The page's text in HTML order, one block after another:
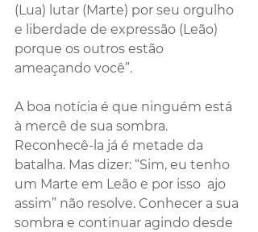
(Lua) lutar (Marte) por seu orgulho
e liberdade de expressão (Leão)
porque os outros estão
ameaçando você”.
A boa notícia é que ninguém está
à mercê de sua sombra.
Reconhecê-la já é metade da
batalha. Mas dizer: “Sim, eu tenho
um Marte em Leão e por isso  ajo
assim” não resolve. Conhecer a sua
sombra e continuar agindo desde